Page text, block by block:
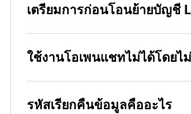
เตรียมการก่อนโอนย้ายบัญชี
ใช้งานโอเพนแชทไม่ได้โดยไ
รหัสเรียกคืนข้อมูลคืออะไร